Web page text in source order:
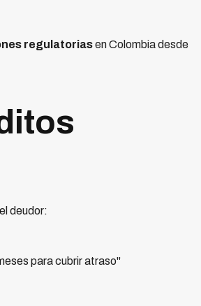
regulatoriasen Colombia desde
deudor:
para cubrir atraso"